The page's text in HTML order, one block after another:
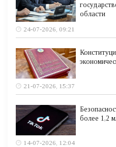
области
24-07-2026, 09:21
21-07-2026, 15:37
более 1,2
14-07-2026, 12:04